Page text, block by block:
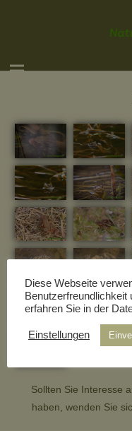
Sollten Sie Interesse
haben, wenden Sie
Diese Webseite
Benutzerfreundlichkeit
erfahren Sie in der
Einstellungen